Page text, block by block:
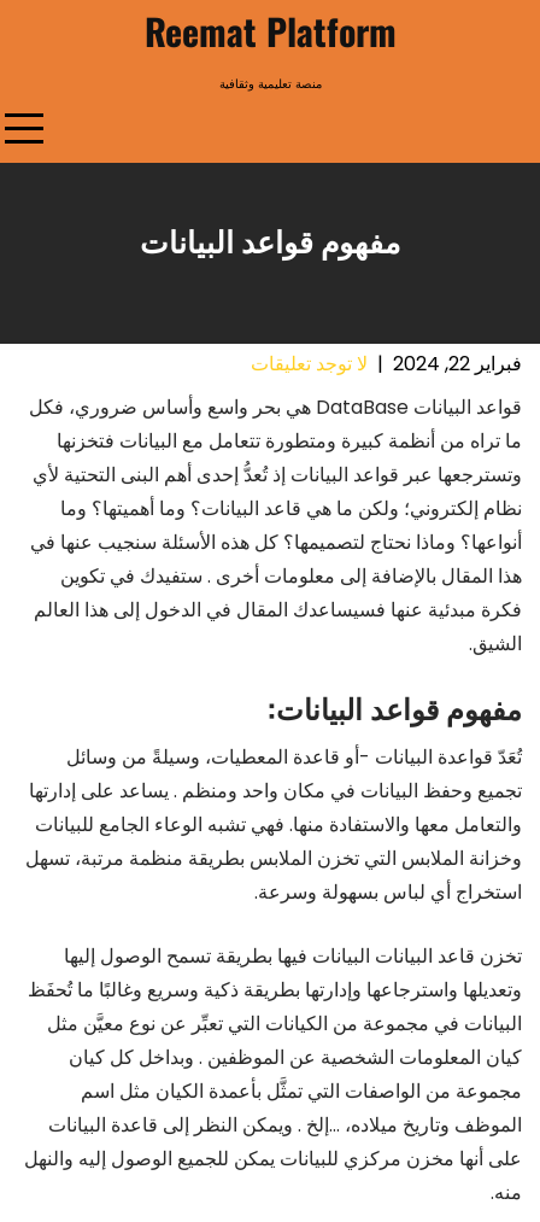
Reemat Platform
منصة تعليمية وثقافية
مفهوم قواعد البيانات
فبراير 22, 2024 | لا توجد تعليقات
قواعد البيانات DataBase هي بحر واسع وأساس ضروري، فكل
ما تراه من أنظمة كبيرة ومتطورة تتعامل مع البيانات فتخزنها
وتسترجعها عبر قواعد البيانات إذ تُعدُّ إحدى أهم البنى التحتية لأي
نظام إلكتروني؛ ولكن ما هي قاعد البيانات؟ وما أهميتها؟ وما
أنواعها؟ وماذا نحتاج لتصميمها؟ كل هذه الأسئلة سنجيب عنها في
هذا المقال بالإضافة إلى معلومات أخرى . ستفيدك في تكوين
فكرة مبدئية عنها فسيساعدك المقال في الدخول إلى هذا العالم
الشيق.
مفهوم قواعد البيانات:
تُعَدّ قواعدة البيانات -أو قاعدة المعطيات، وسيلةً من وسائل
تجميع وحفظ البيانات في مكان واحد ومنظم . يساعد على إدارتها
والتعامل معها والاستفادة منها. فهي تشبه الوعاء الجامع للبيانات
وخزانة الملابس التي تخزن الملابس بطريقة منظمة مرتبة، تسهل
استخراج أي لباس بسهولة وسرعة.
تخزن قاعد البيانات البيانات فيها بطريقة تسمح الوصول إليها
وتعديلها واسترجاعها وإدارتها بطريقة ذكية وسريع وغالبًا ما تُحفَظ
البيانات في مجموعة من الكيانات التي تعبِّر عن نوع معيَّن مثل
كيان المعلومات الشخصية عن الموظفين . وبداخل كل كيان
مجموعة من الواصفات التي تمثَّل بأعمدة الكيان مثل اسم
الموظف وتاريخ ميلاده، …إلخ . ويمكن النظر إلى قاعدة البيانات
على أنها مخزن مركزي للبيانات يمكن للجميع الوصول إليه والنهل
منه.